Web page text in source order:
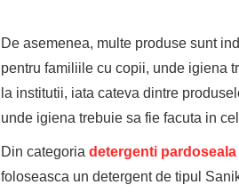
De asemenea, multe produse sunt
pentru familiile cu copii, unde igiena
la institutii, iata cateva dintre
unde igiena trebuie sa fie facuta in
Din categoria detergenti pardoseala
foloseasca un detergent de tipul